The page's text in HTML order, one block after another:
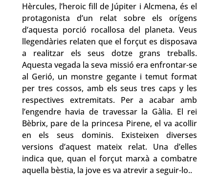
Hèrcules, l’heroic fill de Júpiter i Alcmena, és el
protagonista d’un relat sobre els orígens
d’aquesta porció rocallosa del planeta. Veus
llegendàries relaten que el forçut es disposava
a realitzar els seus dotze grans treballs.
Aquesta vegada la seva missió era enfrontar-se
al Gerió, un monstre gegante i temut format
per tres cossos, amb els seus tres caps y les
respectives extremitats. Per a acabar amb
l’engendre havia de travessar la Gàlia. El rei
Bèbrix, pare de la princesa Pirene, el va acollir
en els seus dominis. Existeixen diverses
versions d’aquest mateix relat. Una d’elles
indica que, quan el forçut marxà a combatre
aquella bèstia, la jove es va atrevir a seguir-lo..